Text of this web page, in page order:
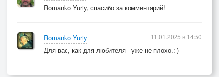
Romanko Yuriy, спасибо за комментарий!
Romanko Yuriy
Для вас, как для любителя - уже не плохо.:-)
11.01.2025 в 14:50